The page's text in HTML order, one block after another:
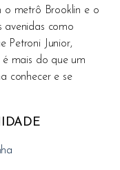
o metrô Brooklin e o
avenidas como
Petroni Junior,
mais do que um
conhecer e se